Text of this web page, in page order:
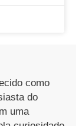
como
do
uma